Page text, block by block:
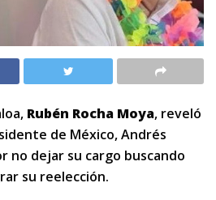
Rubén Rocha Moya, reveló
de México, Andrés
no dejar su cargo buscando
su reelección.